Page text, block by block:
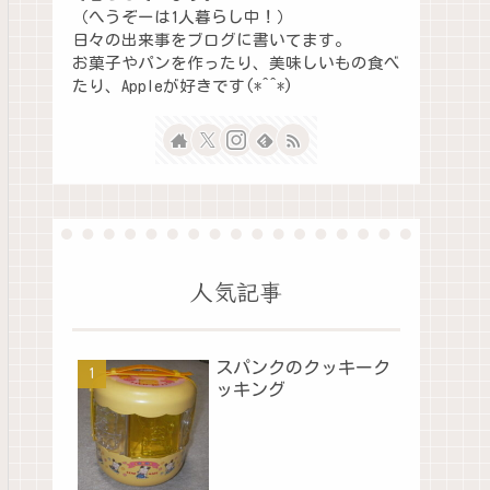
（へうぞーは1人暮らし中！）
日々の出来事をブログに書いてます。
お菓子やパンを作ったり、美味しいもの食べ
たり、Appleが好きです(*^^*)
人気記事
スパンクのクッキーク
ッキング